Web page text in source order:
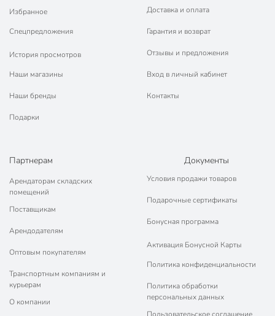
Избранное
Спецпредложения
История просмотров
Наши магазины
Наши бренды
Подарки
Доставка и оплата
Гарантия и возврат
Отзывы и предложения
Вход в личный кабинет
Контакты
Партнерам
Арендаторам складских
помещений
Поставщикам
Арендодателям
Оптовым покупателям
Транспортным компаниям и
курьерам
О компании
Документы
Условия продажи товаров
Подарочные сертификаты
Бонусная программа
Активация Бонусной Карты
Политика конфиденциальности
Политика обработки
персональных данных
Пользовательское соглашение